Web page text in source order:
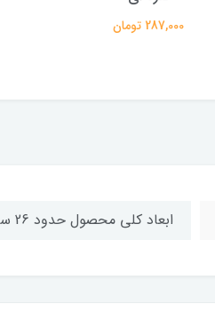
287,000 تومان
ابعاد کلی محصول حدود 26 سانتی متر قطر میله حدود 1.5 سانتی متر